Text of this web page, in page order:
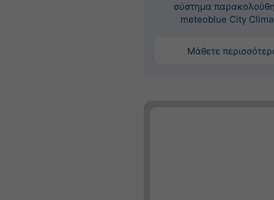
σύστημα
meteoblue City
Μάθετε